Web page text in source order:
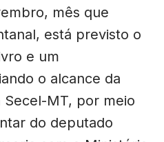
mês que
está previsto o
e um
o alcance da
Secel-MT, por meio
do deputado